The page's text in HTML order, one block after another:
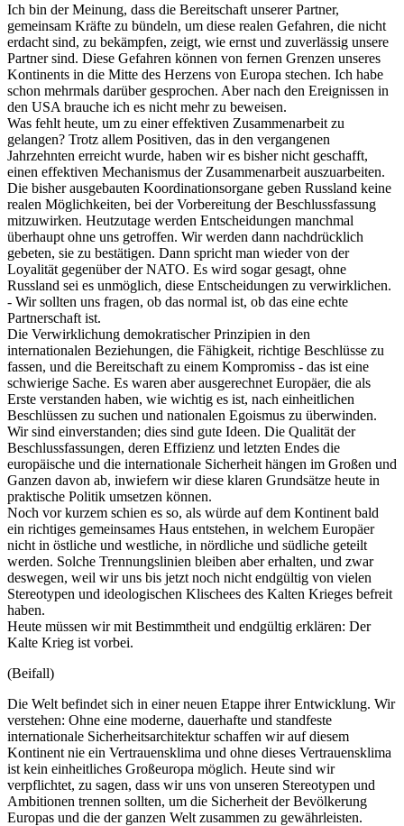
Ich bin der Meinung, dass die Bereitschaft unserer Partner,
gemeinsam Kräfte zu bündeln, um diese realen Gefahren, die nicht
erdacht sind, zu bekämpfen, zeigt, wie ernst und zuverlässig unsere
Partner sind. Diese Gefahren können von fernen Grenzen unseres
Kontinents in die Mitte des Herzens von Europa stechen. Ich habe
schon mehrmals darüber gesprochen. Aber nach den Ereignissen in
den USA brauche ich es nicht mehr zu beweisen.
Was fehlt heute, um zu einer effektiven Zusammenarbeit zu
gelangen? Trotz allem Positiven, das in den vergangenen
Jahrzehnten erreicht wurde, haben wir es bisher nicht geschafft,
einen effektiven Mechanismus der Zusammenarbeit auszuarbeiten.
Die bisher ausgebauten Koordinationsorgane geben Russland keine
realen Möglichkeiten, bei der Vorbereitung der Beschlussfassung
mitzuwirken. Heutzutage werden Entscheidungen manchmal
überhaupt ohne uns getroffen. Wir werden dann nachdrücklich
gebeten, sie zu bestätigen. Dann spricht man wieder von der
Loyalität gegenüber der NATO. Es wird sogar gesagt, ohne
Russland sei es unmöglich, diese Entscheidungen zu verwirklichen.
- Wir sollten uns fragen, ob das normal ist, ob das eine echte
Partnerschaft ist.
Die Verwirklichung demokratischer Prinzipien in den
internationalen Beziehungen, die Fähigkeit, richtige Beschlüsse zu
fassen, und die Bereitschaft zu einem Kompromiss - das ist eine
schwierige Sache. Es waren aber ausgerechnet Europäer, die als
Erste verstanden haben, wie wichtig es ist, nach einheitlichen
Beschlüssen zu suchen und nationalen Egoismus zu überwinden.
Wir sind einverstanden; dies sind gute Ideen. Die Qualität der
Beschlussfassungen, deren Effizienz und letzten Endes die
europäische und die internationale Sicherheit hängen im Großen und
Ganzen davon ab, inwiefern wir diese klaren Grundsätze heute in
praktische Politik umsetzen können.
Noch vor kurzem schien es so, als würde auf dem Kontinent bald
ein richtiges gemeinsames Haus entstehen, in welchem Europäer
nicht in östliche und westliche, in nördliche und südliche geteilt
werden. Solche Trennungslinien bleiben aber erhalten, und zwar
deswegen, weil wir uns bis jetzt noch nicht endgültig von vielen
Stereotypen und ideologischen Klischees des Kalten Krieges befreit
haben.
Heute müssen wir mit Bestimmtheit und endgültig erklären: Der
Kalte Krieg ist vorbei.
(Beifall)
Die Welt befindet sich in einer neuen Etappe ihrer Entwicklung. Wir
verstehen: Ohne eine moderne, dauerhafte und standfeste
internationale Sicherheitsarchitektur schaffen wir auf diesem
Kontinent nie ein Vertrauensklima und ohne dieses Vertrauensklima
ist kein einheitliches Großeuropa möglich. Heute sind wir
verpflichtet, zu sagen, dass wir uns von unseren Stereotypen und
Ambitionen trennen sollten, um die Sicherheit der Bevölkerung
Europas und die der ganzen Welt zusammen zu gewährleisten.